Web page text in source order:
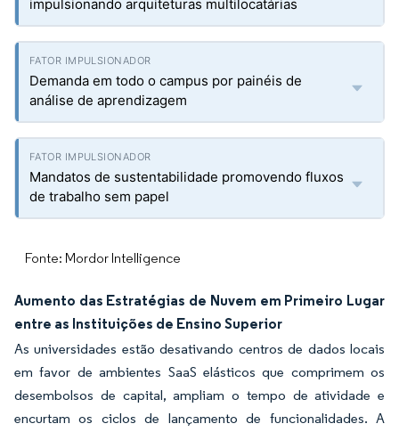
impulsionando arquiteturas multilocatárias
Demanda em todo o campus por painéis de
análise de aprendizagem
Mandatos de sustentabilidade promovendo fluxos
de trabalho sem papel
Fonte: Mordor Intelligence
Aumento das Estratégias de Nuvem em Primeiro Lugar
entre as Instituições de Ensino Superior
As universidades estão desativando centros de dados locais
em favor de ambientes SaaS elásticos que comprimem os
desembolsos de capital, ampliam o tempo de atividade e
encurtam os ciclos de lançamento de funcionalidades. A